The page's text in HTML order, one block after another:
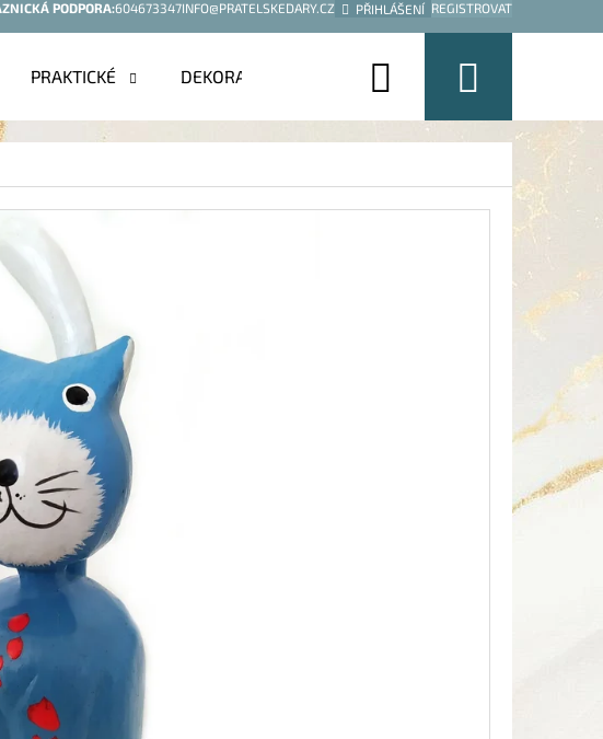
PODPORA:604673347INFO@PRATELSKEDARY.CZ PŘIHLÁŠENÍ REGISTROVAT
PRAKTICKÉ DEKORACE Hledat
košík
XL SOCHA SOUSOŠÍ DELFÍN 2 /
1,1M
Kč